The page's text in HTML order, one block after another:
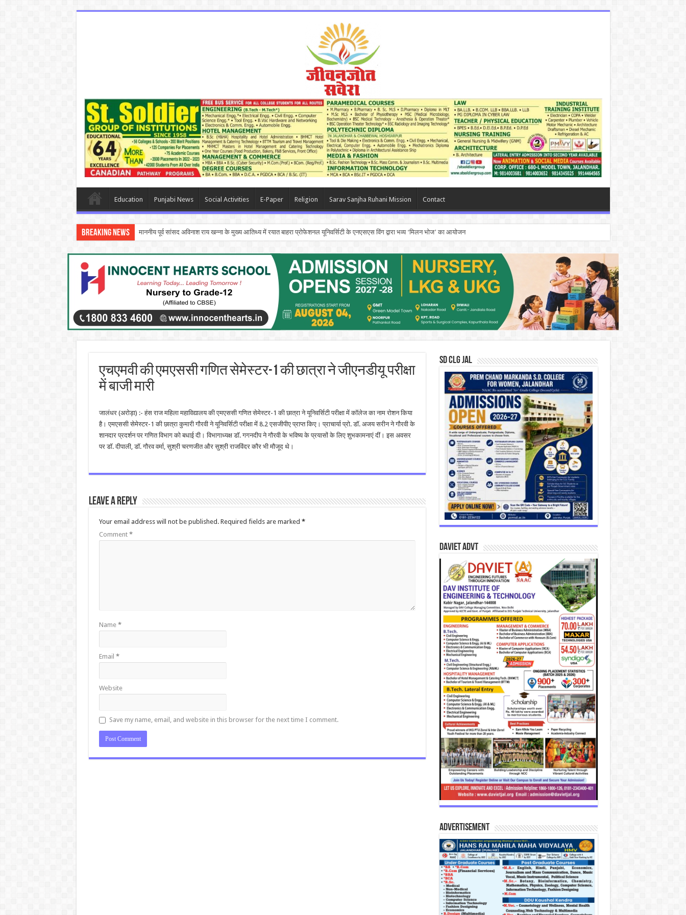
Education Punjabi News Social Activities E-Paper Religion Sarav Sanjha Ruhani Mission Contact
Breaking News माननीय पूर्व सांसद अविनाश राय खन्ना के मुख्य आतिथ्य में रयात बाहरा प्रोफेशनल यूनिवर्सिटी के एनएसएस विंग द्वारा भव्य ‘मिलन भोज’ का आयोजन
एचएमवी की एमएससी गणित सेमेस्टर-1 की छात्रा ने जीएनडीयू परीक्षा
में बाजी मारी
जालंधर (अरोड़ा) :- हंस राज महिला महाविद्यालय की एमएससी गणित सेमेस्टर-1 की छात्रा ने यूनिवर्सिटी परीक्षा में कॉलेज का नाम रोशन किया
है। एमएससी सेमेस्टर-1 की छात्रा कुमारी गौरवी ने यूनिवर्सिटी परीक्षा में 8.2 एसजीपीए प्राप्त किए। प्राचार्या प्रो. डॉ. अजय सरीन ने गौरवी के
शानदार प्रदर्शन पर गणित विभाग को बधाई दी। विभागाध्यक्ष डॉ. गगनदीप ने गौरवी के भविष्य के प्रयासों के लिए शुभकामनाएं दीं। इस अवसर
पर डॉ. दीपाली, डॉ. गौरव वर्मा, सुश्री चरणजीत और सुश्री राजविंदर कौर भी मौजूद थे।
Leave a Reply
Your email address will not be published. Required fields are marked *
Comment *
Name *
Email *
Website
Save my name, email, and website in this browser for the next time I comment.
SD CLG JAL
DAVIET Advt
Advertisement